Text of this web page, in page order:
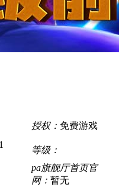
授权： 免费游戏
等级：
pa旗舰厅首页官
网： 暂无